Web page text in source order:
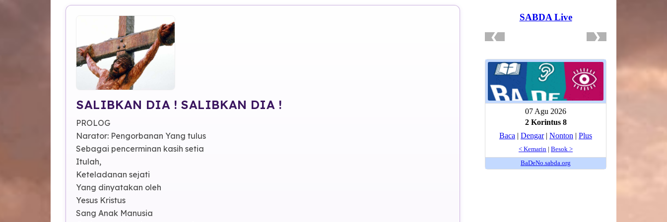
SALIBKAN DIA ! SALIBKAN DIA !
PROLOG
Narator: Pengorbanan Yang tulus
Sebagai pencerminan kasih setia
Itulah,
Keteladanan sejati
Yang dinyatakan oleh
Yesus Kristus
Sang Anak Manusia